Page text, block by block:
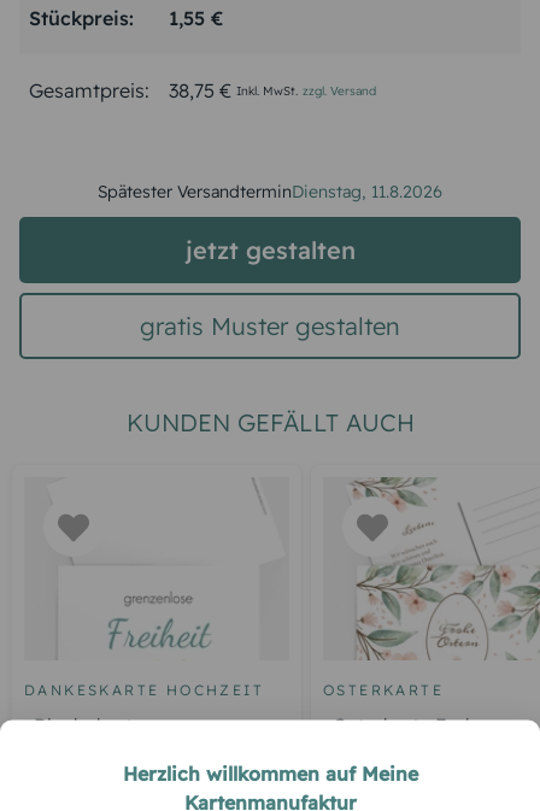
Stückpreis: 1,55 €
Gesamtpreis: 38,75 € Inkl. MwSt. zzgl. Versand
Spätester VersandterminDienstag, 11.8.2026
jetzt gestalten
gratis Muster gestalten
KUNDEN GEFÄLLT AUCH
DANKESKARTE HOCHZEIT
Blankokarte
OSTERKARTE
Osterkarte Frohe
Herzlich willkommen auf Meine
Kartenmanufaktur